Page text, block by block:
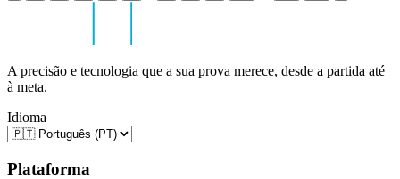
A precisão e tecnologia que a sua prova merece, desde a partida até
à meta.
Idioma
Plataforma